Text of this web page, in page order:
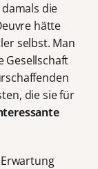
die
hätte
selbst. Man
Gesellschaft
die sie für